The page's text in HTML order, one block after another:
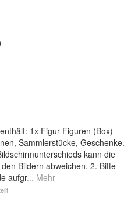
1x Figur Figuren (Box)
Sammlerstücke, Geschenke.
kann die
Bildern abweichen. 2. Bitte
aufgr... Mehr